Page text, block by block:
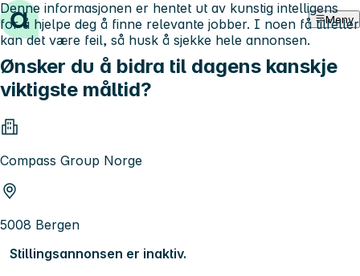
Hopp til innhold Meny
Ønsker du å bidra til dagens kanskje
viktigste måltid?
Compass Group Norge
5008 Bergen
Stillingsannonsen er inaktiv.
Denne informasjonen er hentet ut av kunstig intelligens
for å hjelpe deg å finne relevante jobber. I noen få tilfeller
kan det være feil, så husk å sjekke hele annonsen.